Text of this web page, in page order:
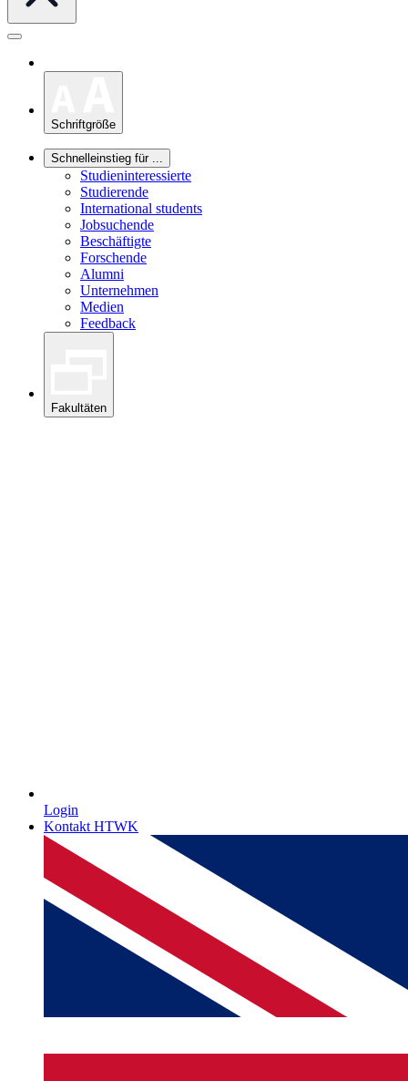
Schriftgröße
Schnelleinstieg für ...
Studieninteressierte
Studierende
International students
Jobsuchende
Beschäftigte
Forschende
Alumni
Unternehmen
Medien
Feedback
Fakultäten
Login
Kontakt HTWK